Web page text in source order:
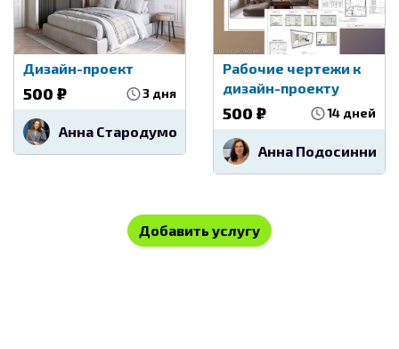
Дизайн-проект
500 ₽ 3 дня
Анна Стародумова
Рабочие чертежи к
дизайн-проекту
500 ₽ 14 дней
Анна
Добавить услугу